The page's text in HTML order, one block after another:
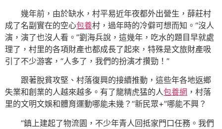
幾年前，由於缺水，村平易近年夜都外出營生，薛莊村
成了名副實在的空心包養村，過年時的冷僻可想而知。“沒人
演，演了也沒人看。”劉海兵說，這幾年，吃水的題目早就處
理了，村里的各項財產也都成長了起來，特殊是文旅財產吸
引了不少游客，“人多了，我們的扮演才攢勁！”
跟著脫貧攻堅、村落復興的接續推動，這些年各地返鄉
失業和創業的人越來越多。有了龍精虎猛的人包養網 ，村落
里的文明文娛和體育運動哪能未幾？“新民眾+”哪能不興？
“鎮上建起了物流園，不少年青人回抵家門口任務。我們